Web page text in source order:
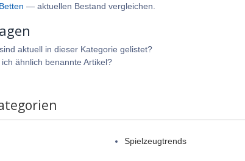
— aktuellen Bestand vergleichen.
aktuell in dieser Kategorie gelistet?
ähnlich benannte Artikel?
Spielzeugtrends